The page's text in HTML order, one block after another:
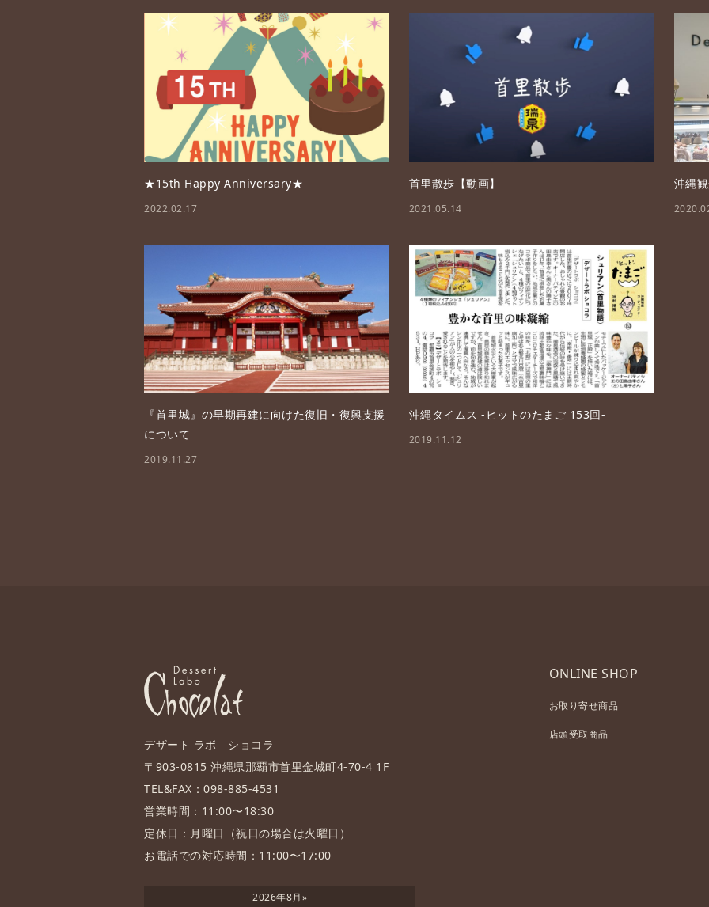
★15th Happy Anniversary★
2022.02.17
首里散歩【動画】
2021.05.14
沖縄
『首里城』の早期再建に向けた復旧・復興支援
について
2019.11.27
沖縄タイムス -ヒットのたまご 153回-
2019.11.12
デザート ラボ ショコラ
〒903-0815 沖縄県那覇市首里金城町4-70-4 1F
TEL&FAX：098-885-4531
営業時間：11:00〜18:30
定休日：月曜日（祝日の場合は火曜日）
お電話での対応時間：11:00〜17:00
ONLINE SHOP
お取り寄せ商品
店頭受取商品
2026年8月»